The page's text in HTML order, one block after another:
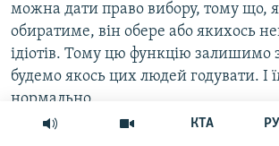
КТА
можна дати право вибору, тому що,
обиратиме, він обере або якихось
ідіотів. Тому цю функцію залишимо
будемо якось цих людей годувати. І
нормально.